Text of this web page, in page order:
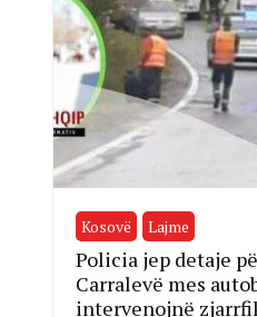
Kosovë Lajme
Policia jep detaje
Carralevë mes
intervenojnë